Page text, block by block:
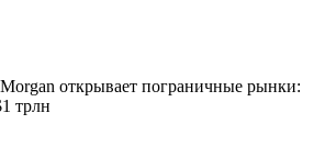
открывает пограничные рынки:
трлн